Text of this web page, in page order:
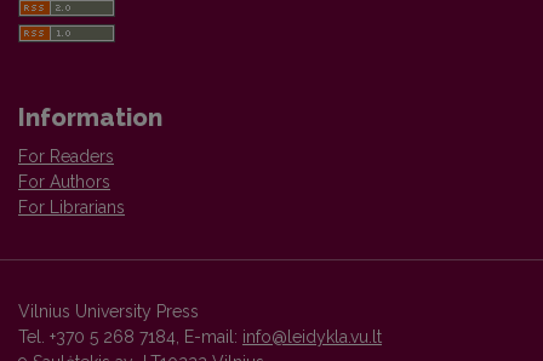
Information
For Readers
For Authors
For Librarians
Vilnius University Press
Tel. +370 5 268 7184, E-mail: info@leidykla.vu.lt